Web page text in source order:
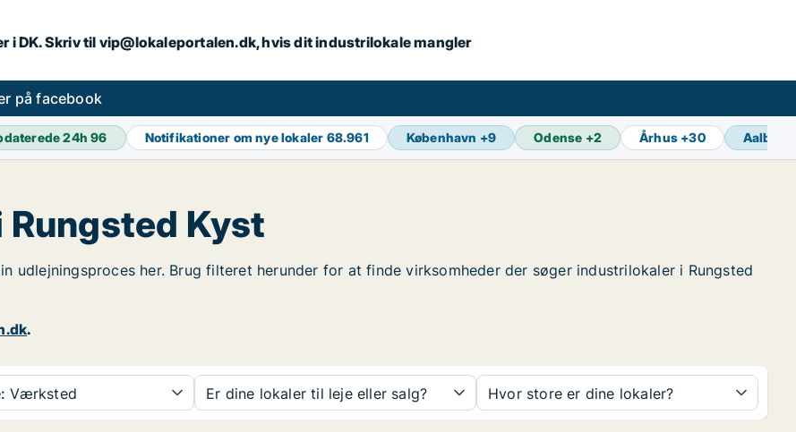
i DK. Skriv til vip@lokaleportalen.dk, hvis dit industrilokale mangler
på facebook
24h96 Notifikationer om nye lokaler 68.961 København +9 Odense +2 Århus +30 Aalborg
Kyst
udlejningsproces her. Brug filteret herunder for at finde virksomheder der søger industrilokaler i Rungsted
.
Værksted Er dine lokaler til leje eller salg? Hvor store er dine lokaler?